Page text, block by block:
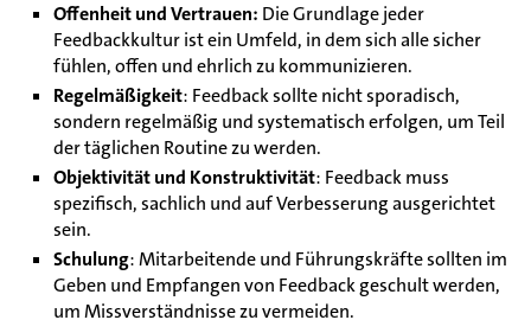
Offenheit und Vertrauen: Die Grundlage jeder
Feedbackkultur ist ein Umfeld, in dem sich alle sicher
fühlen, offen und ehrlich zu kommunizieren.
Regelmäßigkeit: Feedback sollte nicht sporadisch,
sondern regelmäßig und systematisch erfolgen, um Teil
der täglichen Routine zu werden.
Objektivität und Konstruktivität: Feedback muss
spezifisch, sachlich und auf Verbesserung ausgerichtet
sein.
Schulung: Mitarbeitende und Führungskräfte sollten im
Geben und Empfangen von Feedback geschult werden,
um Missverständnisse zu vermeiden.